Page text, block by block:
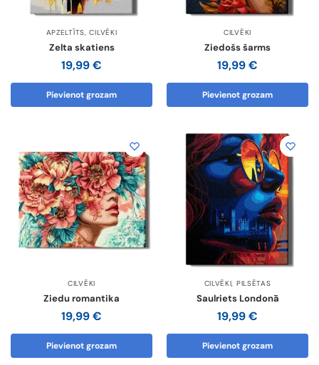
APZELTĪTS,CILVĒKI
Zelta skatiens
19,99€
Pievienot grozam
CILVĒKI
Ziedošs šarms
19,99€
Pievienot grozam
CILVĒKI
Ziedu romantika
19,99€
Pievienot grozam
CILVĒKI, PILSĒTAS
Saulriets Londonā
19,99€
Pievienot grozam